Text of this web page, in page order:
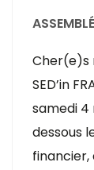
Cher(e)s
SED’in
samedi 4
dessous